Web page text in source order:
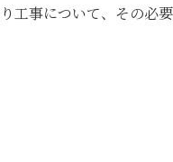
工事について、その必